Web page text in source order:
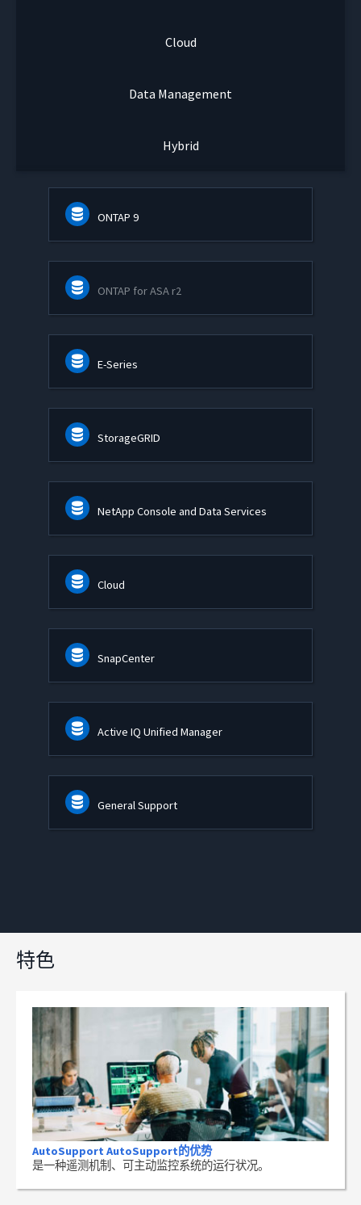
Cloud
Data Management
Hybrid
ONTAP 9
ONTAP for ASA r2
E-Series
StorageGRID
NetApp Console and Data Services
Cloud
SnapCenter
Active IQ Unified Manager
General Support
特色
AutoSupport AutoSupport的优势
是一种遥测机制、可主动监控系统的运行状况。